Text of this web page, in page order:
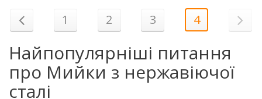
1 2 3 4
Найпопулярніші питання
про Мийки з нержавіючої
сталі